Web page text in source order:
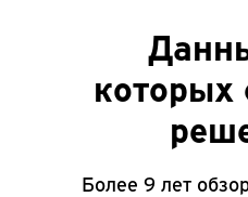
Более 9 лет
которых